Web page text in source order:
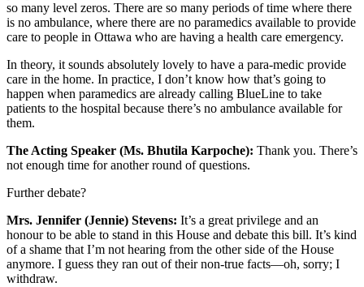
so many level zeros. There are so many periods of time where there
is no ambulance, where there are no paramedics available to provide
care to people in Ottawa who are having a health care emergency.
In theory, it sounds absolutely lovely to have a para-medic provide
care in the home. In practice, I don’t know how that’s going to
happen when paramedics are already calling BlueLine to take
patients to the hospital because there’s no ambulance available for
them.
The Acting Speaker (Ms. Bhutila Karpoche): Thank you. There’s
not enough time for another round of questions.
Further debate?
Mrs. Jennifer (Jennie) Stevens: It’s a great privilege and an
honour to be able to stand in this House and debate this bill. It’s kind
of a shame that I’m not hearing from the other side of the House
anymore. I guess they ran out of their non-true facts—oh, sorry; I
withdraw.